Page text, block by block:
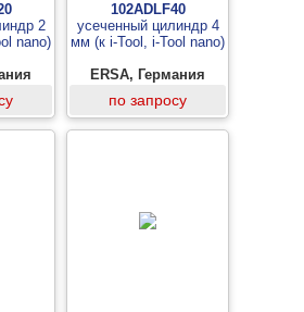
2
nano)
102ADLF40
усеченный цилиндр 4
мм (к i-Tool, i-Tool nano)
ERSA, Германия
по запросу